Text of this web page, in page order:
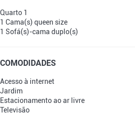
Quarto 1
1 Cama(s) queen size
1 Sofá(s)-cama duplo(s)
COMODIDADES
Acesso à internet
Jardim
Estacionamento ao ar livre
Televisão